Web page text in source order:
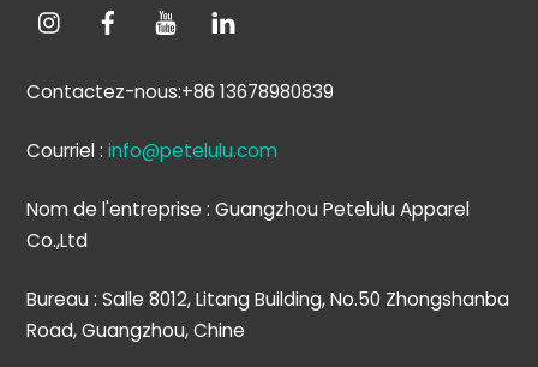
Contactez-nous:+86 13678980839
Courriel :info@petelulu.com
Nom de l'entreprise : Guangzhou Petelulu Apparel
Co.,Ltd
Bureau : Salle 8012, Litang Building, No.50 Zhongshanba
Road, Guangzhou, Chine